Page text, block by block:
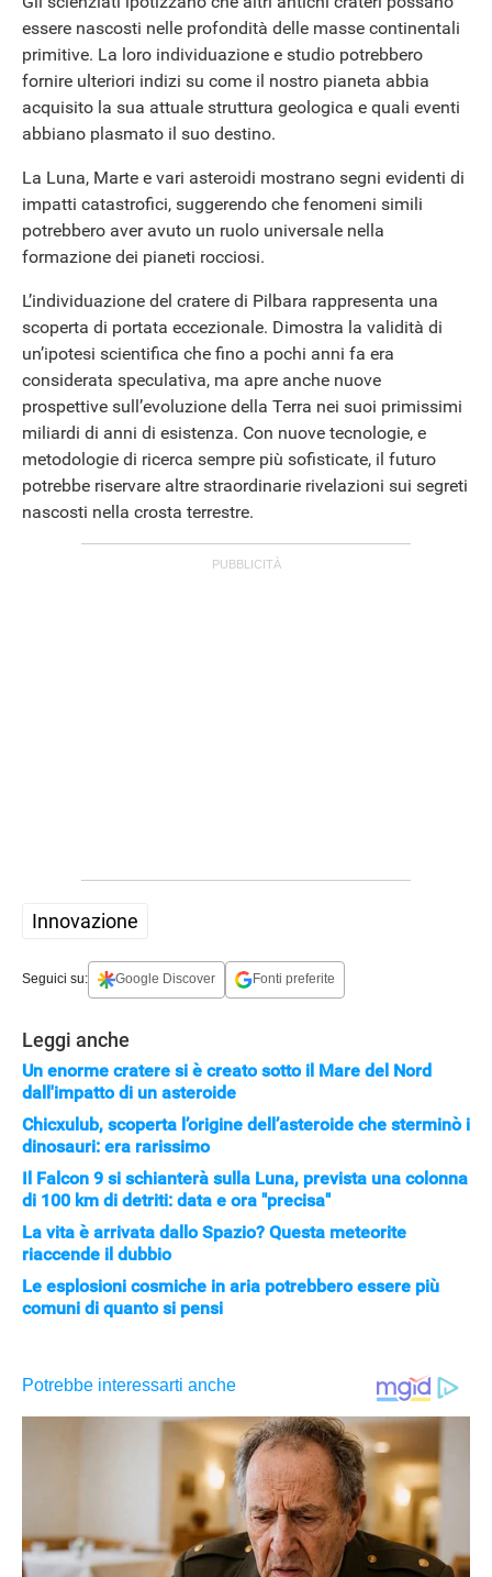
essere nascosti nelle profondità delle masse continentali
primitive. La loro individuazione e studio potrebbero
fornire ulteriori indizi su come il nostro pianeta abbia
acquisito la sua attuale struttura geologica e quali eventi
abbiano plasmato il suo destino.
La Luna, Marte e vari asteroidi mostrano segni evidenti di
impatti catastrofici, suggerendo che fenomeni simili
potrebbero aver avuto un ruolo universale nella
formazione dei pianeti rocciosi.
L’individuazione del cratere di Pilbara rappresenta una
scoperta di portata eccezionale. Dimostra la validità di
un’ipotesi scientifica che fino a pochi anni fa era
considerata speculativa, ma apre anche nuove
prospettive sull’evoluzione della Terra nei suoi primissimi
miliardi di anni di esistenza. Con nuove tecnologie, e
metodologie di ricerca sempre più sofisticate, il futuro
potrebbe riservare altre straordinarie rivelazioni sui segreti
nascosti nella crosta terrestre.
Innovazione
Seguici su: Google Discover Fonti preferite
Leggi anche
Un enorme cratere si è creato sotto il Mare del Nord
dall'impatto di un asteroide
Chicxulub, scoperta l’origine dell’asteroide che sterminò i
dinosauri: era rarissimo
Il Falcon 9 si schianterà sulla Luna, prevista una colonna
di 100 km di detriti: data e ora "precisa"
La vita è arrivata dallo Spazio? Questa meteorite
riaccende il dubbio
Le esplosioni cosmiche in aria potrebbero essere più
comuni di quanto si pensi